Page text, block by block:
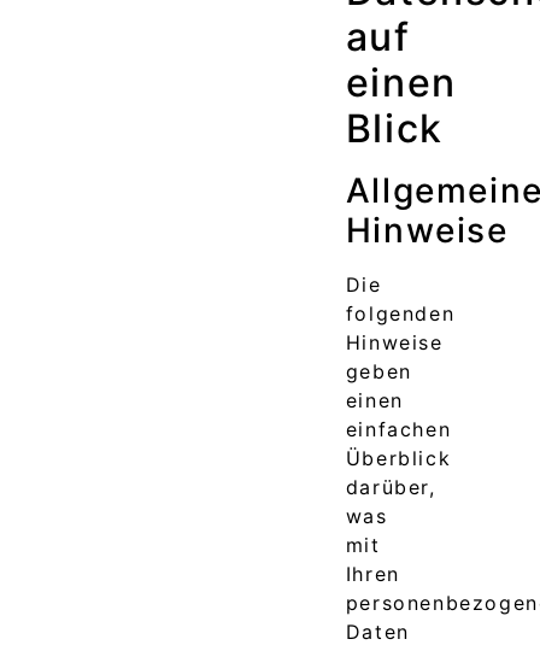
auf
einen
Blick
Hinweise
Die
folgenden
Hinweise
geben
einen
einfachen
Überblick
darüber,
was
mit
Ihren
Daten